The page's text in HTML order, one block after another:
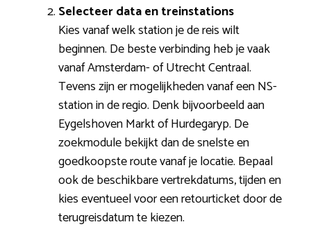
Selecteer data en treinstations
Kies vanaf welk station je de reis wilt
beginnen. De beste verbinding heb je vaak
vanaf Amsterdam- of Utrecht Centraal.
Tevens zijn er mogelijkheden vanaf een NS-
station in de regio. Denk bijvoorbeeld aan
Eygelshoven Markt of Hurdegaryp. De
zoekmodule bekijkt dan de snelste en
goedkoopste route vanaf je locatie. Bepaal
ook de beschikbare vertrekdatums, tijden en
kies eventueel voor een retourticket door de
terugreisdatum te kiezen.